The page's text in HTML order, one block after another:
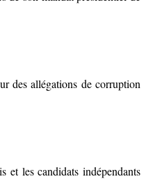
des allégations de corruption
et les candidats indépendants